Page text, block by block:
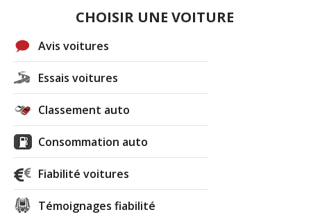
CHOISIR UNE VOITURE
Avis voitures
Essais voitures
Classement auto
Consommation auto
Fiabilité voitures
Témoignages fiabilité